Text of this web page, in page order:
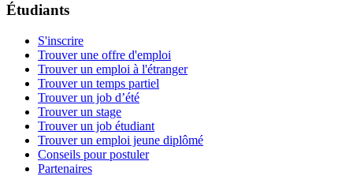
Étudiants
S'inscrire
Trouver une offre d'emploi
Trouver un emploi à l'étranger
Trouver un temps partiel
Trouver un job d’été
Trouver un stage
Trouver un job étudiant
Trouver un emploi jeune diplômé
Conseils pour postuler
Partenaires